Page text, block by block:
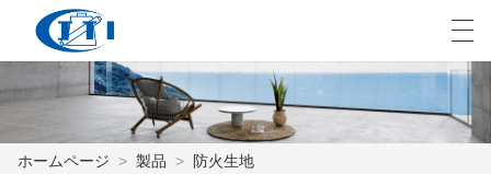
العربية česky Deutsch
ホームページ > 製品 > 防火生地